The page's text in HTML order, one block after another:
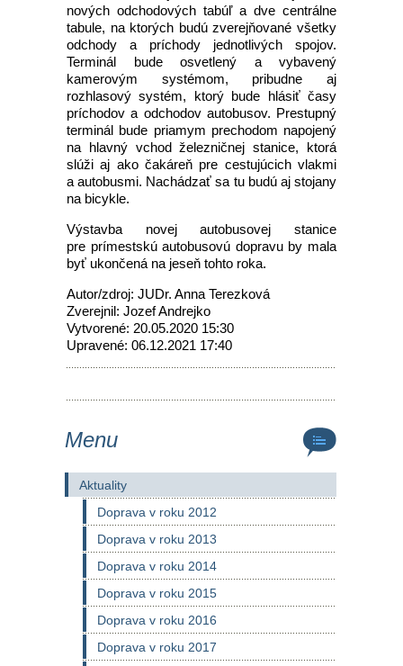
nových odchodových tabúľ a dve centrálne
tabule, na ktorých budú zverejňované všetky
odchody a príchody jednotlivých spojov.
Terminál bude osvetlený a vybavený
kamerovým systémom, pribudne aj
rozhlasový systém, ktorý bude hlásiť časy
príchodov a odchodov autobusov. Prestupný
terminál bude priamym prechodom napojený
na hlavný vchod železničnej stanice, ktorá
slúži aj ako čakáreň pre cestujúcich vlakmi
a autobusmi. Nachádzať sa tu budú aj stojany
na bicykle.
Výstavba novej autobusovej stanice
pre prímestskú autobusovú dopravu by mala
byť ukončená na jeseň tohto roka.
Autor/zdroj: JUDr. Anna Terezková
Zverejnil: Jozef Andrejko
Vytvorené: 20.05.2020 15:30
Upravené: 06.12.2021 17:40
Menu
Aktuality
Doprava v roku 2012
Doprava v roku 2013
Doprava v roku 2014
Doprava v roku 2015
Doprava v roku 2016
Doprava v roku 2017